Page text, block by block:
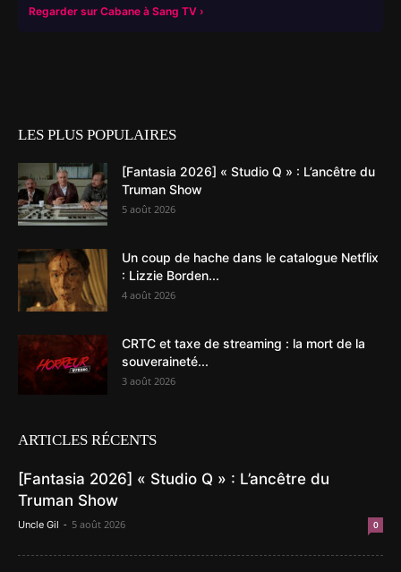
Regarder sur Cabane à Sang TV
LES PLUS POPULAIRES
[Fantasia 2026] « Studio Q » : L’ancêtre du
Truman Show
5 août 2026
Un coup de hache dans le catalogue Netflix
: Lizzie Borden...
4 août 2026
CRTC et taxe de streaming : la mort de la
souveraineté...
3 août 2026
ARTICLES RÉCENTS
[Fantasia 2026] « Studio Q » : L’ancêtre du
Truman Show
Uncle Gil - 5 août 2026 0